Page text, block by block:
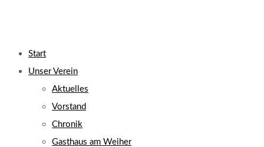
Start
Unser Verein
Aktuelles
Vorstand
Chronik
Gasthaus am Weiher